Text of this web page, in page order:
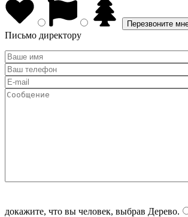
Письмо директору
докажите, что вы человек, выбрав Дерево.